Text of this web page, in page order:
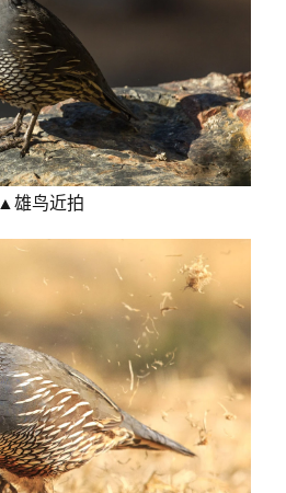
▲雄鸟近拍